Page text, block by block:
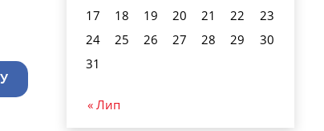
17
18 19 20 21 22
23
24
25 26 27 28 29
30
31
« Лип